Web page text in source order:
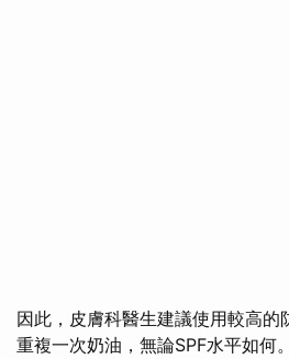
因此，皮膚科醫生建議使用較高
重複一次奶油，無論SPF水平如何。